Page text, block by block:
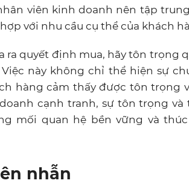
viên kinh doanh nên tập
với nhu cầu cụ thể của khách
ra quyết định mua, hãy tôn trọng
này không chỉ thể hiện sự
hàng cảm thấy được tôn trọng
cạnh tranh, sự tôn trọng và
mối quan hệ bền vững và
nhẫn